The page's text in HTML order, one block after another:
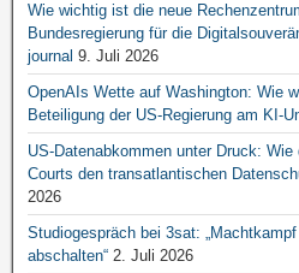
Wie wichtig ist die neue
Bundesregierung für die
journal 9. Juli 2026
OpenAIs Wette auf Washington: Wie
Beteiligung der US-Regierung am KI-
US-Datenabkommen unter Druck:
Courts den transatlantischen
2026
Studiogespräch bei 3sat:
abschalten“ 2. Juli 2026